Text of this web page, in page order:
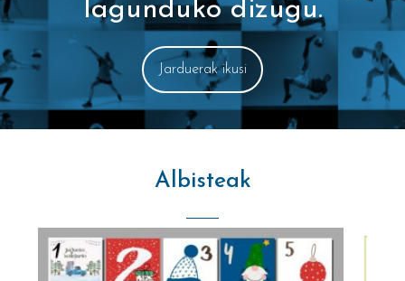
lagunduko dizugu.
Jarduerak ikusi
Albisteak